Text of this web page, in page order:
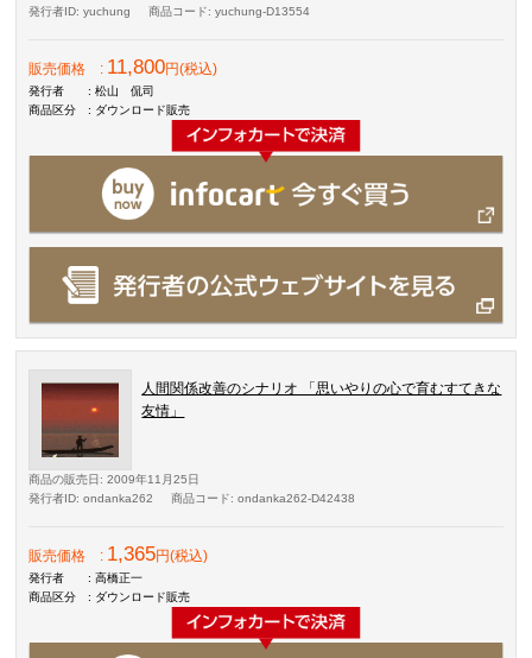
発行者ID: yuchung 商品コード: yuchung-D13554
販売価格 : 11,800円(税込)
発行者
: 松山 侃司
商品区分
: ダウンロード販売
人間関係改善のシナリオ 「思いやりの心で育むすてきな
友情」
商品の販売日 : 2009年11月25日
発行者ID: ondanka262 商品コード: ondanka262-D42438
販売価格 : 1,365円(税込)
発行者
: 高橋正一
商品区分
: ダウンロード販売